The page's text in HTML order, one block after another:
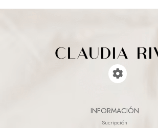
INFORMACIÓN
Sucripción